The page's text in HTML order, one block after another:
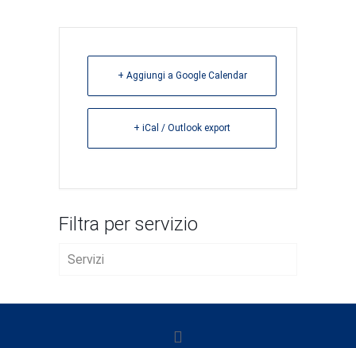
+ Aggiungi a Google Calendar
+ iCal / Outlook export
Filtra per servizio
Servizi
FISCALE E TRIBUTARIO